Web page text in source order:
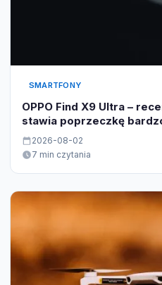
SMARTFONY
OPPO Find X9 Ultra –
stawia poprzeczkę
2026-08-02
7 min czytania